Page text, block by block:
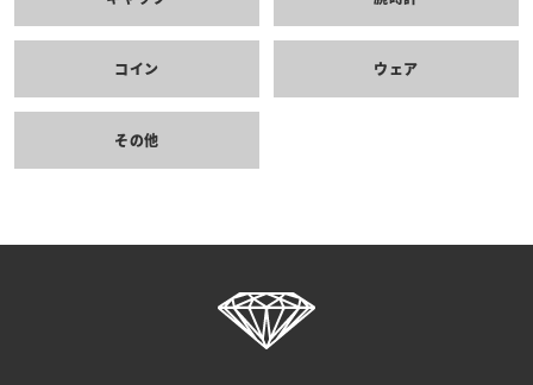
コイン ウェア
その他